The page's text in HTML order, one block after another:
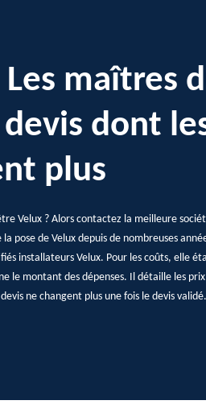
Les maîtres
dont
plus
Velux ? Alors contactez la meilleure
pose de Velux depuis de nombreuses
installateurs Velux. Pour les coûts, elle
le montant des dépenses. Il détaille les
ne changent plus une fois le devis validé.